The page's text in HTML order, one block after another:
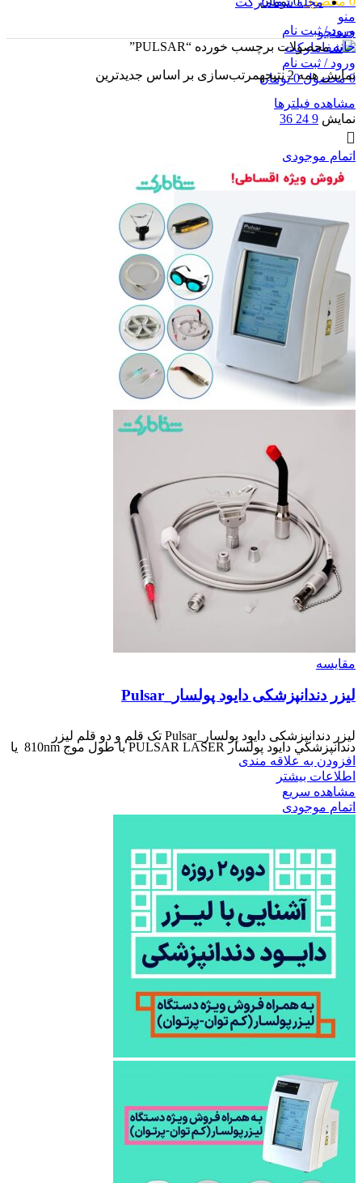
منو
جستجو
ورود / ثبت نام
0 محصول 0 تومان
ورود / ثبت نام
خانهمحصولات برچسب خورده “PULSAR”
نمایش همه 2 نتیجه مرتب‌سازی بر اساس جدیدترین
مشاهده فیلترها
نمایش 9
24
36
اتمام موجودی
مقایسه
لیزر دندانپزشکی دایود پولسار_Pulsar
لیزر دندانپزشکی دایود پولسار_Pulsar تک قلم و دو قلم ليزر
دندانپزشكي دایود پولسار PULSAR LASER با طول موج 810nm یا
افزودن به علاقه مندی
اطلاعات بیشتر
مشاهده سریع
اتمام موجودی